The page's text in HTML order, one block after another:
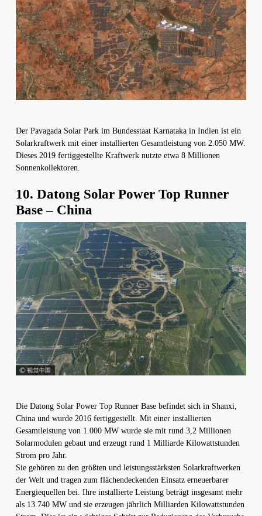
Der Pavagada Solar Park im Bundesstaat Karnataka in Indien ist ein
Solarkraftwerk mit einer installierten Gesamtleistung von 2.050 MW.
Dieses 2019 fertiggestellte Kraftwerk nutzte etwa 8 Millionen
Sonnenkollektoren.
10. Datong Solar Power Top Runner
Base – China
Die Datong Solar Power Top Runner Base befindet sich in Shanxi,
China und wurde 2016 fertiggestellt. Mit einer installierten
Gesamtleistung von 1.000 MW wurde sie mit rund 3,2 Millionen
Solarmodulen gebaut und erzeugt rund 1 Milliarde Kilowattstunden
Strom pro Jahr.
Sie gehören zu den größten und leistungsstärksten Solarkraftwerken
der Welt und tragen zum flächendeckenden Einsatz erneuerbarer
Energiequellen bei. Ihre installierte Leistung beträgt insgesamt mehr
als 13.740 MW und sie erzeugen jährlich Milliarden Kilowattstunden